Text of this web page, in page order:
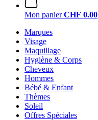
Mon panier CHF 0.00
Marques
Visage
Maquillage
Hygiène & Corps
Cheveux
Hommes
Bébé & Enfant
Thèmes
Soleil
Offres Spéciales